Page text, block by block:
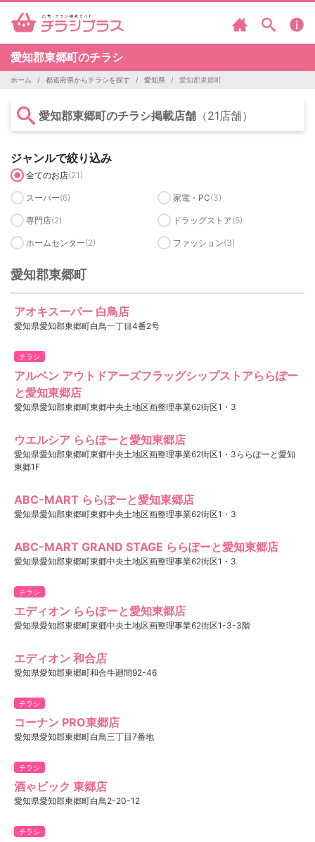
愛知郡東郷町のチラシ
ホーム 都道府県からチラシを探す 愛知県 愛知郡東郷町
愛知郡東郷町のチラシ掲載店舗 （21店舗）
ジャンルで絞り込み
全てのお店(21)
スーパー(6) 家電・PC(3)
専門店(2) ドラッグストア(5)
ホームセンター(2) ファッション(3)
愛知郡東郷町
アオキスーパー 白鳥店
愛知県愛知郡東郷町白鳥一丁目4番2号
チラシ
アルペン アウトドアーズフラッグシップストアららぽー
と愛知東郷店
愛知県愛知郡東郷町東郷中央土地区画整理事業62街区1・3
ウエルシア ららぽーと愛知東郷店
愛知県愛知郡東郷町東郷中央土地区画整理事業62街区1・3ららぽーと愛知
東郷1F
ABC-MART ららぽーと愛知東郷店
愛知県愛知郡東郷町東郷中央土地区画整理事業62街区1・3
ABC-MART GRAND STAGE ららぽーと愛知東郷店
愛知県愛知郡東郷町東郷中央土地区画整理事業62街区1・3
チラシ
エディオン ららぽーと愛知東郷店
愛知県愛知郡東郷町東郷中央土地区画整理事業62街区1-3-3階
エディオン 和合店
愛知県愛知郡東郷町和合牛廻間92-46
チラシ
コーナン PRO東郷店
愛知県愛知郡東郷町白鳥三丁目7番地
チラシ
酒ゃビック 東郷店
愛知県愛知郡東郷町白鳥2-20-12
チラシ